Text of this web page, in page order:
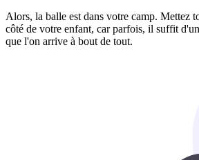
Alors, la balle est dans votre camp. Mettez
côté de votre enfant, car parfois, il suffit
que l'on arrive à bout de tout.